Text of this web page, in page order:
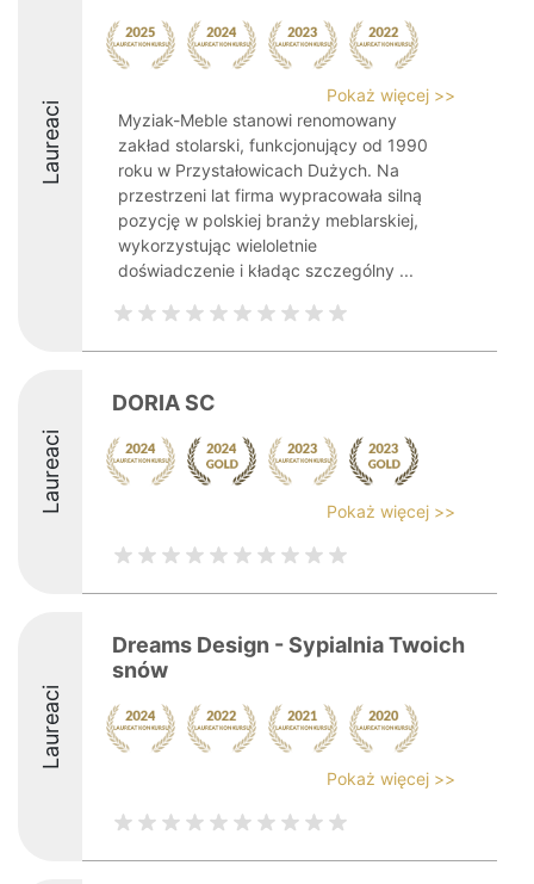
Laureaci
Pokaż więcej >>
Myziak-Meble stanowi renomowany
zakład stolarski, funkcjonujący od 1990
roku w Przystałowicach Dużych. Na
przestrzeni lat firma wypracowała silną
pozycję w polskiej branży meblarskiej,
wykorzystując wieloletnie
doświadczenie i kładąc szczególny ...
Laureaci
DORIA SC
Pokaż więcej >>
Laureaci
Dreams Design - Sypialnia Twoich
snów
Pokaż więcej >>